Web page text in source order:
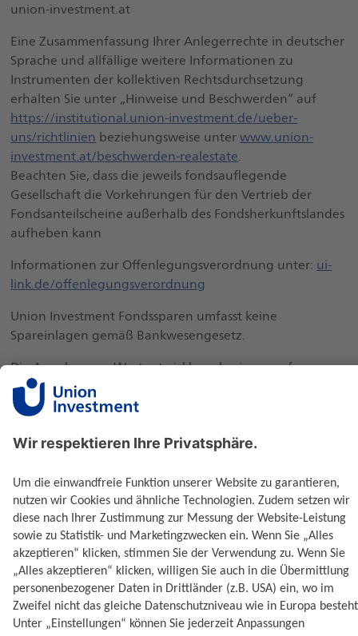
union-investment.at
Eine Zusammenfassung Ihrer Anlegerrechte in deutscher
Sprache und allfällige weitere Informationen zu
Instrumenten der kollektiven Rechtsdurchsetzung
erhalten Sie unter „Hinweise und Beschwerden“ auf
https://institutional.union-investment.de/ueber-
uns/richtlinien beziehungsweise unterwww.union-
investment.at/beschwerden-realestate
Beachten Sie, dass die jeweils fondsauflegende
Gesellschaft die Vorkehrungen für den Vertrieb der
Fondsanteilscheine außerhalb des Fondsherkunftslandes
aufheben kann
Informationen zur Offenlegungsverordnung unter: ui-
link.de/offenlegungsverordnung
Union Investment Fondssparen umfasst keine
Spareinlagen gemäß Bankwesengesetz.
Die Angaben zur Wertentwicklung basieren auf
Vergangenheitswerten. Die Wert- und
Ertragsentwicklungen von Fonds können nicht mit
Performanceergebnisse der Vergangenheit lassen keine
Ausgabe- und Rücknahmespesen, Provisionen,
Gebühren und andere Entgelte, sowie Steuern sind in
der Performanceberechnung nicht berücksichtigt und
können sich mindernd auf die angeführte
Bruttowertentwicklung auswirken.